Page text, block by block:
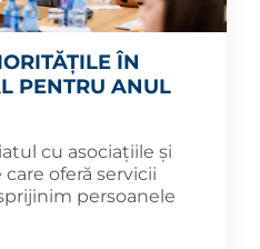
ÎN
PENTRU ANUL
cu asociațiile și
oferă servicii
persoanele